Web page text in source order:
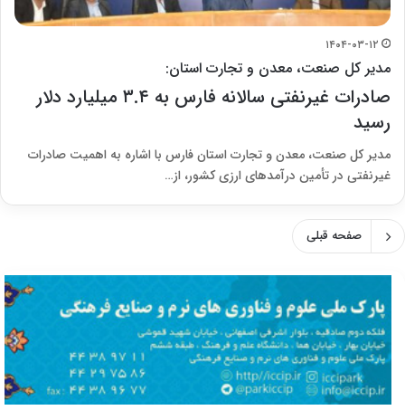
۱۴۰۴-۰۳-۱۲
مدیر کل صنعت، معدن و تجارت استان:
صادرات غیرنفتی سالانه فارس به ۳.۴ میلیارد دلار
رسید
مدیر کل صنعت، معدن و تجارت استان فارس با اشاره به اهمیت صادرات
غیرنفتی در تأمین درآمدهای ارزی کشور، از…
صفحه قبلی